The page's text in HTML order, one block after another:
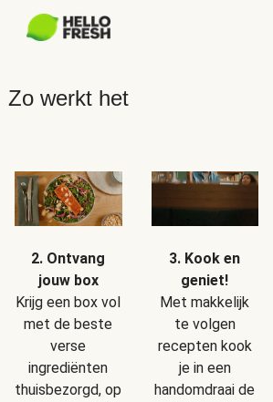
Zo werkt het
2. Ontvang
jouw box
Krijg een box vol
met de beste
verse
ingrediënten
thuisbezorgd, op
3. Kook en
geniet!
Met makkelijk
te volgen
recepten kook
je in een
handomdraai de